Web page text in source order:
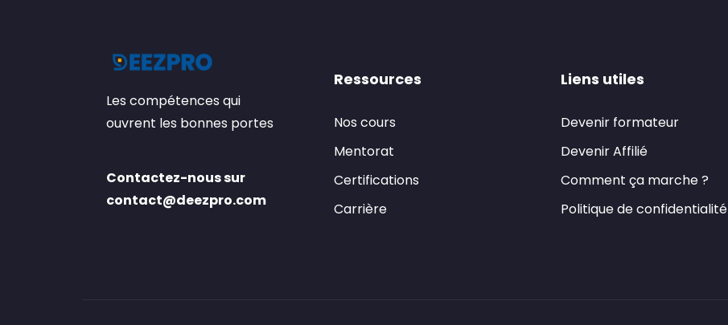
Les compétences qui
ouvrent les bonnes portes
Contactez-nous sur
contact@deezpro.com
Ressources
Nos cours
Mentorat
Certifications
Carrière
Liens utiles
Devenir formateur
Devenir Affilié
Comment ça marche ?
Politique de confidentialité